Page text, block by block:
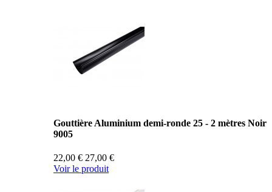
Gouttière Aluminium demi-ronde 25 - 2 mètres Noir
9005
22,00 € 27,00 €
Voir le produit